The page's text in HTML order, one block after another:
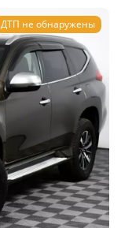
ДТП не обнаружены